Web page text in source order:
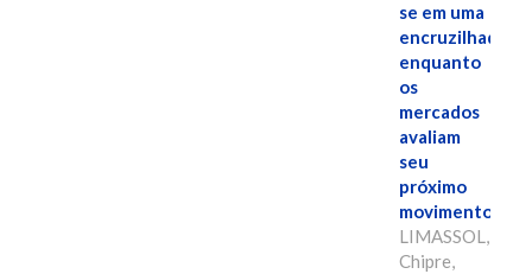
se em uma
encruzilhada
enquanto
os
mercados
avaliam
seu
próximo
movimento.
LIMASSOL,
Chipre,